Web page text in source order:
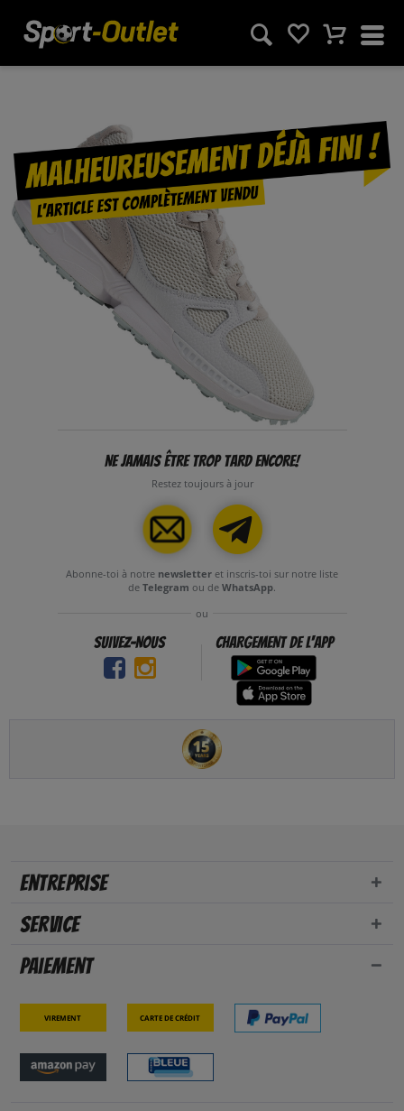
NE JAMAIS ÊTRE TROP TARD ENCORE!
Restez toujours à jour
Abonne-toi à notre newsletter et inscris-toi sur notre liste
de Telegram ou de WhatsApp.
ou
SUIVEZ-NOUS CHARGEMENT DE l'APP
Entreprise
Service
Paiement
Virement Carte de crédit